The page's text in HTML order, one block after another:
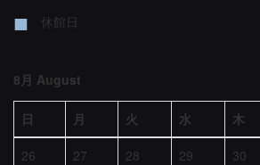
■ 休館日
8月 August
日 月 火 水 木
26 27 28 29 30